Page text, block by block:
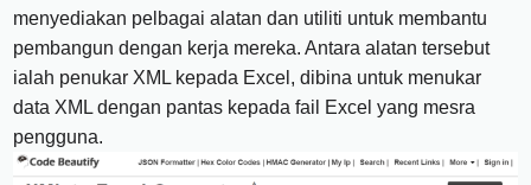
menyediakan pelbagai alatan dan utiliti untuk membantu
pembangun dengan kerja mereka. Antara alatan tersebut
ialah penukar XML kepada Excel, dibina untuk menukar
data XML dengan pantas kepada fail Excel yang mesra
pengguna.